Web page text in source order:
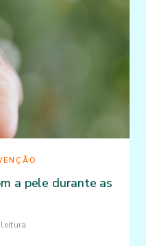
a pele durante as